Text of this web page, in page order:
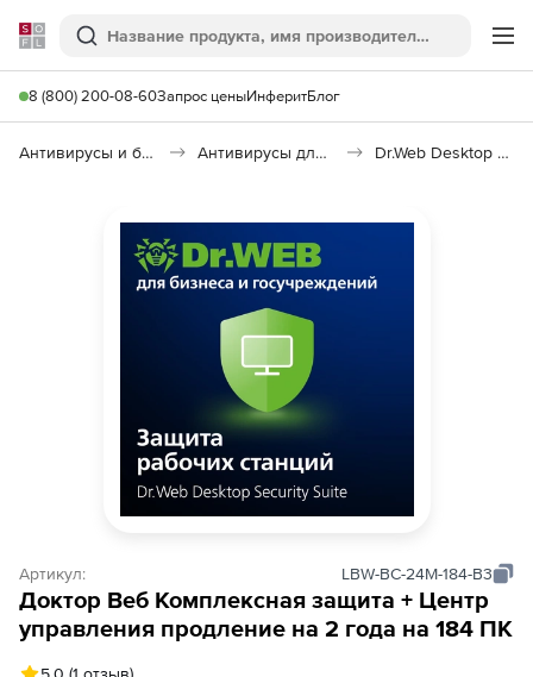
Softline
Поиск
8 (800) 200-08-60Запрос ценыИнферитБлог
Антивирусы и безопасность Антивирусы для организаций Dr.Web Desktop Security Suite
Артикул: LBW-BC-24M-184-B3
Доктор Веб Комплексная защита + Центр
управления продление на 2 года на 184 ПК